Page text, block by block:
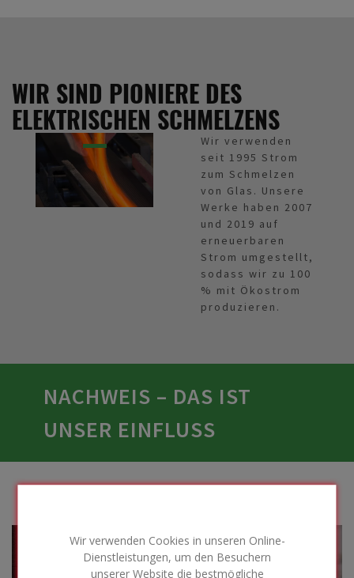
Wir verwenden Cookies in unseren Online-
Dienstleistungen, um den Besuchern
unserer Website die bestmögliche
WIR SIND PIONIERE DES
ELEKTRISCHEN SCHMELZENS
Wir verwenden
seit 1995 Strom
zum Schmelzen
von Glas. Unsere
Werke haben 2007
und 2019 auf
erneuerbaren
Strom umgestellt,
sodass wir zu 100
% mit Ökostrom
produzieren.
NACHWEIS – DAS IST
UNSER EINFLUSS